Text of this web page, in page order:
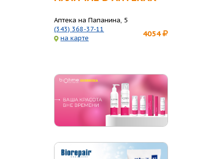
Аптека на Папанина, 5
(343) 368-37-11
на карте
4054